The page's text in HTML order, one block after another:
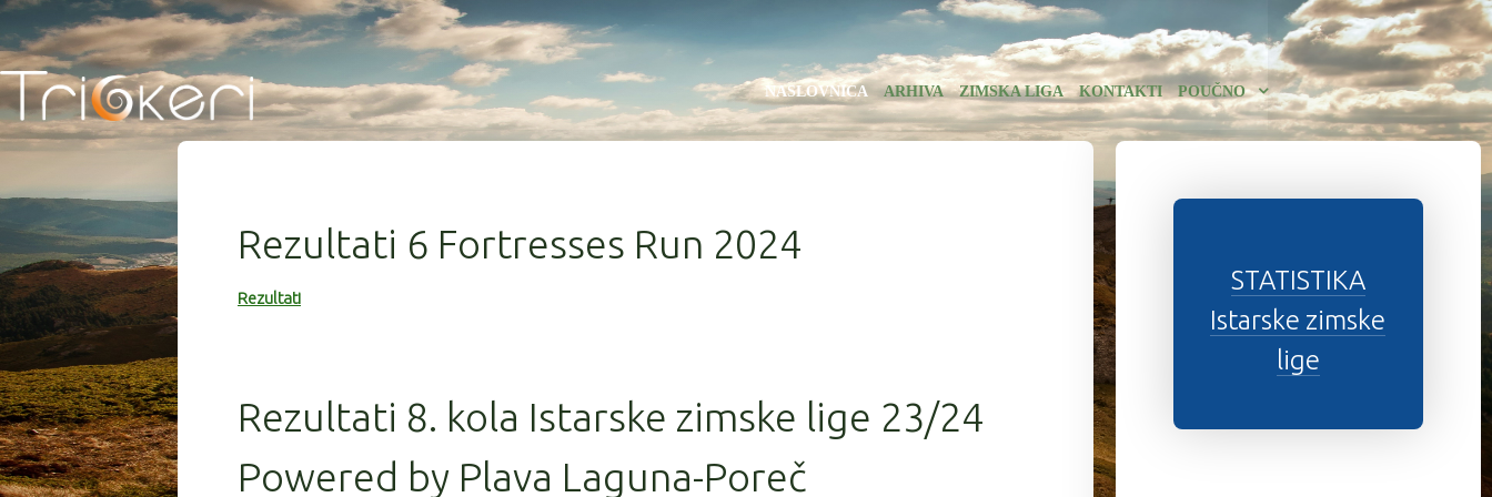
NASLOVNICA ARHIVA ZIMSKA LIGA KONTAKTI POUČNO
Rezultati 6 Fortresses Run 2024
Rezultati
Rezultati 8. kola Istarske zimske lige 23/24
Powered by Plava Laguna-Poreč
STATISTIKA
Istarske zimske
lige